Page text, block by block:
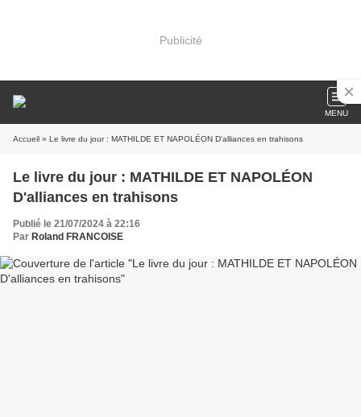
Publicité
MENU
Accueil » Le livre du jour : MATHILDE ET NAPOLÉON D'alliances en trahisons
Le livre du jour : MATHILDE ET NAPOLÉON
D'alliances en trahisons
Publié le 21/07/2024 à 22:16
Par Roland FRANCOISE